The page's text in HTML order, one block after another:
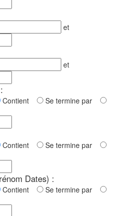
et
et
Contient
Se termine par
Contient
Se termine par
Dates) :
Contient
Se termine par